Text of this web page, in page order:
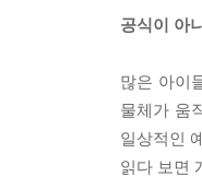
공식이 아
많은 아이
물체가 움
일상적인
읽다 보면